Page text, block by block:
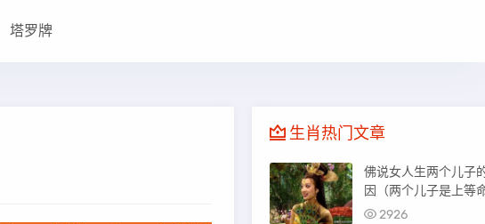
塔罗牌
生肖热门文章
佛说女人生两个儿子
因（两个儿子是上等
2926